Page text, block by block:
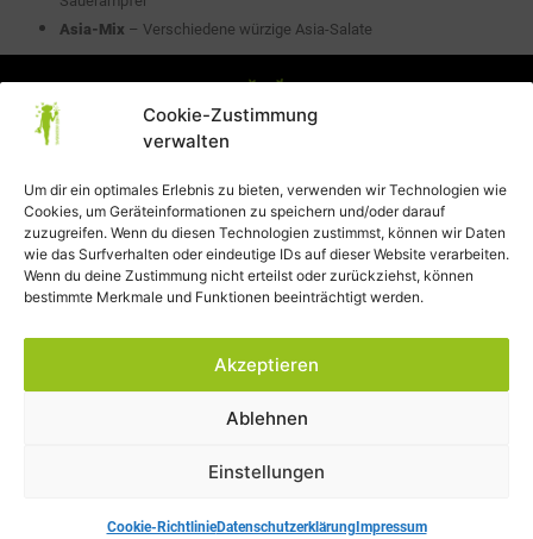
Cookie-Zustimmung
verwalten
Um dir ein optimales Erlebnis zu bieten, verwenden wir Technologien wie
Cookies, um Geräteinformationen zu speichern und/oder darauf
zuzugreifen. Wenn du diesen Technologien zustimmst, können wir Daten
wie das Surfverhalten oder eindeutige IDs auf dieser Website verarbeiten.
Wenn du deine Zustimmung nicht erteilst oder zurückziehst, können
bestimmte Merkmale und Funktionen beeinträchtigt werden.
Akzeptieren
Ablehnen
Einstellungen
Cookie-RichtlinieDatenschutzerklärungImpressum
Asia-Mix – Verschiedene würzige Asia-Salate
Datenschutzerklärung
AGB
Widerrufsbelehrung
Cookie-Richtlinie (EU)